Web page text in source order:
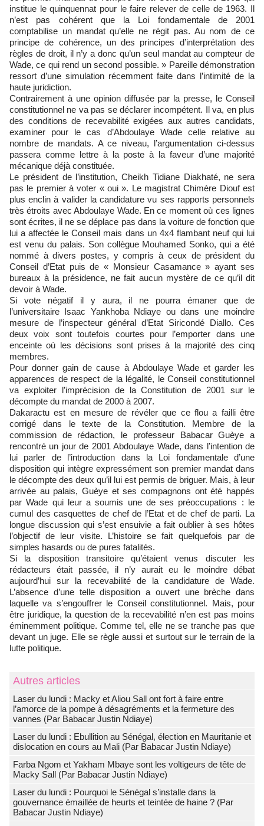
institue le quinquennat pour le faire relever de celle de 1963. Il
n’est pas cohérent que la Loi fondamentale de 2001
comptabilise un mandat qu’elle ne régit pas. Au nom de ce
principe de cohérence, un des principes d’interprétation des
règles de droit, il n’y a donc qu’un seul mandat au compteur de
Wade, ce qui rend un second possible. » Pareille démonstration
ressort d’une simulation récemment faite dans l’intimité de la
haute juridiction.
Contrairement à une opinion diffusée par la presse, le Conseil
constitutionnel ne va pas se déclarer incompétent. Il va, en plus
des conditions de recevabilité exigées aux autres candidats,
examiner pour le cas d’Abdoulaye Wade celle relative au
nombre de mandats. A ce niveau, l’argumentation ci-dessus
passera comme lettre à la poste à la faveur d’une majorité
mécanique déjà constituée.
Le président de l’institution, Cheikh Tidiane Diakhaté, ne sera
pas le premier à voter « oui ». Le magistrat Chimère Diouf est
plus enclin à valider la candidature vu ses rapports personnels
très étroits avec Abdoulaye Wade. En ce moment où ces lignes
sont écrites, il ne se déplace pas dans la voiture de fonction que
lui a affectée le Conseil mais dans un 4x4 flambant neuf qui lui
est venu du palais. Son collègue Mouhamed Sonko, qui a été
nommé à divers postes, y compris à ceux de président du
Conseil d’Etat puis de « Monsieur Casamance » ayant ses
bureaux à la présidence, ne fait aucun mystère de ce qu’il dit
devoir à Wade.
Si vote négatif il y aura, il ne pourra émaner que de
l’universitaire Isaac Yankhoba Ndiaye ou dans une moindre
mesure de l’inspecteur général d’Etat Siricondé Diallo. Ces
deux voix sont toutefois courtes pour l’emporter dans une
enceinte où les décisions sont prises à la majorité des cinq
membres.
Pour donner gain de cause à Abdoulaye Wade et garder les
apparences de respect de la légalité, le Conseil constitutionnel
va exploiter l’imprécision de la Constitution de 2001 sur le
décompte du mandat de 2000 à 2007.
Dakaractu est en mesure de révéler que ce flou a failli être
corrigé dans le texte de la Constitution. Membre de la
commission de rédaction, le professeur Babacar Guèye a
rencontré un jour de 2001 Abdoulaye Wade, dans l’intention de
lui parler de l’introduction dans la Loi fondamentale d’une
disposition qui intègre expressément son premier mandat dans
le décompte des deux qu’il lui est permis de briguer. Mais, à leur
arrivée au palais, Guèye et ses compagnons ont été happés
par Wade qui leur a soumis une de ses préoccupations : le
cumul des casquettes de chef de l’Etat et de chef de parti. La
longue discussion qui s’est ensuivie a fait oublier à ses hôtes
l’objectif de leur visite. L’histoire se fait quelquefois par de
simples hasards ou de pures fatalités.
Si la disposition transitoire qu’étaient venus discuter les
rédacteurs était passée, il n’y aurait eu le moindre débat
aujourd’hui sur la recevabilité de la candidature de Wade.
L’absence d’une telle disposition a ouvert une brèche dans
laquelle va s’engouffrer le Conseil constitutionnel. Mais, pour
être juridique, la question de la recevabilité n’en est pas moins
éminemment politique. Comme tel, elle ne se tranche pas que
devant un juge. Elle se règle aussi et surtout sur le terrain de la
lutte politique.
Autres articles
Laser du lundi : Macky et Aliou Sall ont fort à faire entre
l’amorce de la pompe à désagréments et la fermeture des
vannes (Par Babacar Justin Ndiaye)
Laser du lundi : Ebullition au Sénégal, élection en Mauritanie et
dislocation en cours au Mali (Par Babacar Justin Ndiaye)
Farba Ngom et Yakham Mbaye sont les voltigeurs de tête de
Macky Sall (Par Babacar Justin Ndiaye)
Laser du lundi : Pourquoi le Sénégal s’installe dans la
gouvernance émaillée de heurts et teintée de haine ? (Par
Babacar Justin Ndiaye)